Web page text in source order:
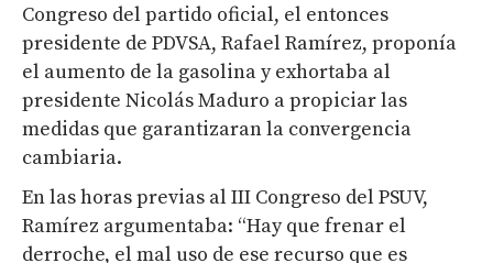
Congreso del partido oficial, el entonces
presidente de PDVSA, Rafael Ramírez, proponía
el aumento de la gasolina y exhortaba al
presidente Nicolás Maduro a propiciar las
medidas que garantizaran la convergencia
cambiaria.
En las horas previas al III Congreso del PSUV,
Ramírez argumentaba: “Hay que frenar el
derroche, el mal uso de ese recurso que es